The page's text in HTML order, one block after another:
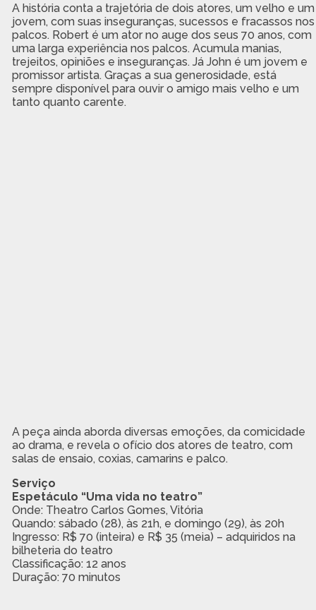
A história conta a trajetória de dois atores, um velho e um
jovem, com suas inseguranças, sucessos e fracassos nos
palcos. Robert é um ator no auge dos seus 70 anos, com
uma larga experiência nos palcos. Acumula manias,
trejeitos, opiniões e inseguranças. Já John é um jovem e
promissor artista. Graças a sua generosidade, está
sempre disponível para ouvir o amigo mais velho e um
tanto quanto carente.
A peça ainda aborda diversas emoções, da comicidade
ao drama, e revela o ofício dos atores de teatro, com
salas de ensaio, coxias, camarins e palco.
Serviço
Espetáculo “Uma vida no teatro”
Onde: Theatro Carlos Gomes, Vitória
Quando: sábado (28), às 21h, e domingo (29), às 20h
Ingresso: R$ 70 (inteira) e R$ 35 (meia) – adquiridos na
bilheteria do teatro
Classificação: 12 anos
Duração: 70 minutos